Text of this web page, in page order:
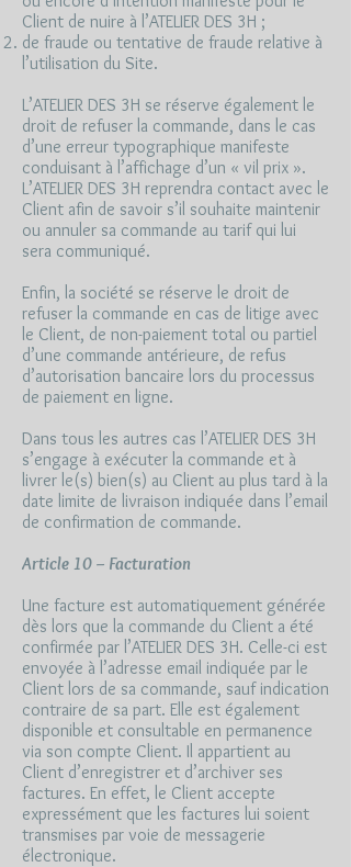
Client de nuire à l’ATELIER DES 3H ;
de fraude ou tentative de fraude relative à
l’utilisation du Site.
L’ATELIER DES 3H se réserve également le
droit de refuser la commande, dans le cas
d’une erreur typographique manifeste
conduisant à l’affichage d’un « vil prix ».
L’ATELIER DES 3H reprendra contact avec le
Client afin de savoir s’il souhaite maintenir
ou annuler sa commande au tarif qui lui
sera communiqué.
Enfin, la société se réserve le droit de
refuser la commande en cas de litige avec
le Client, de non-paiement total ou partiel
d’une commande antérieure, de refus
d’autorisation bancaire lors du processus
de paiement en ligne.
Dans tous les autres cas l’ATELIER DES 3H
s’engage à exécuter la commande et à
livrer le(s) bien(s) au Client au plus tard à la
date limite de livraison indiquée dans l’email
de confirmation de commande.
Article 10 – Facturation
Une facture est automatiquement générée
dès lors que la commande du Client a été
confirmée par l’ATELIER DES 3H. Celle-ci est
envoyée à l’adresse email indiquée par le
Client lors de sa commande, sauf indication
contraire de sa part. Elle est également
disponible et consultable en permanence
via son compte Client. Il appartient au
Client d’enregistrer et d’archiver ses
factures. En effet, le Client accepte
expressément que les factures lui soient
transmises par voie de messagerie
électronique.